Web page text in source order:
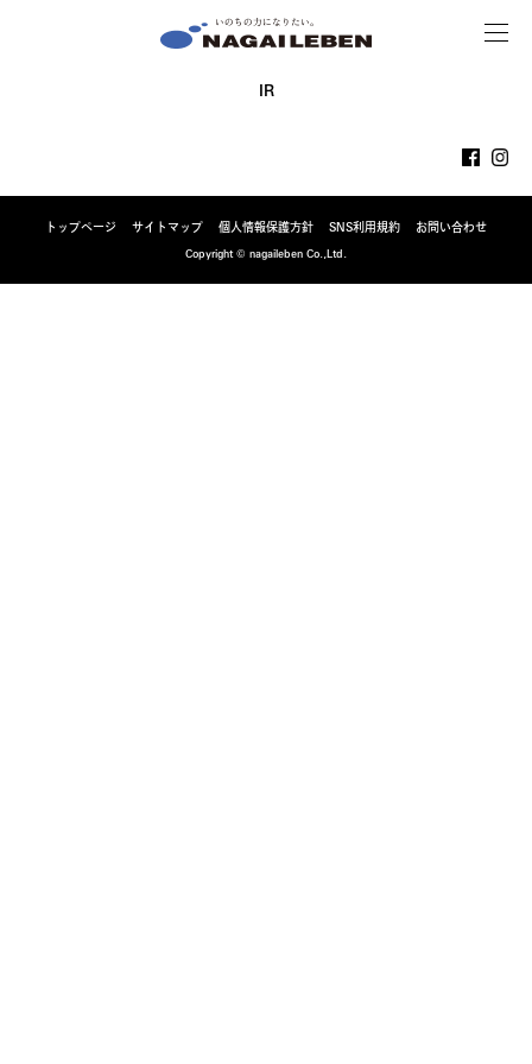
MENU
IR
トップページ サイトマップ 個人情報保護方針 SNS利用規約
お問い合わせ
Copyright © nagaileben Co.,Ltd.